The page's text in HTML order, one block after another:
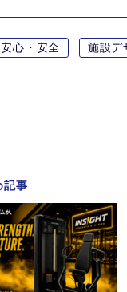
安心・安全 施設デ
記事